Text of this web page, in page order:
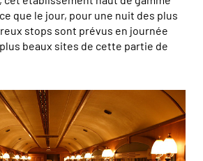
que le jour, pour une nuit des plus
stops sont prévus en journée
beaux sites de cette partie de